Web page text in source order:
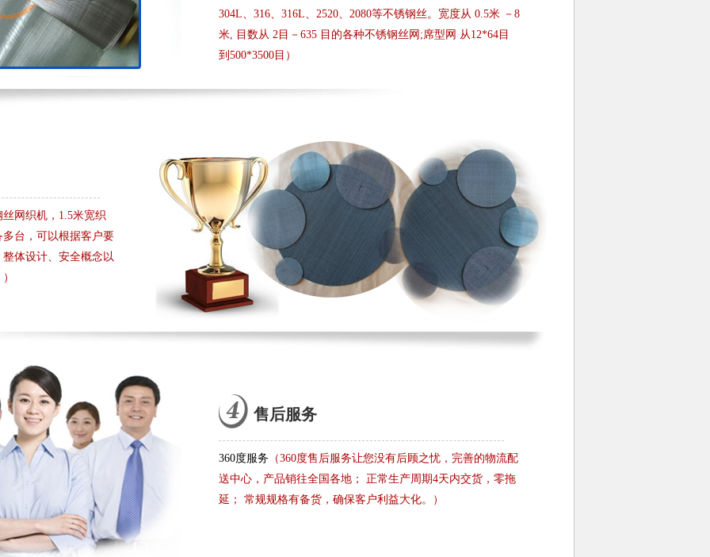
304L、316、316L、2520、2080等不锈钢丝。宽度从 0.5米 －8
米, 目数从 2目－635 目的各种不锈钢丝网;席型网 从12*64目
到500*3500目）
网织机，1.5米宽织
台，可以根据客户要
体设计、安全概念以
售后服务
360度服务 （360度售后服务让您没有后顾之忧，完善的物流配
送中心，产品销往全国各地； 正常生产周期4天内交货，零拖
延； 常规规格有备货，确保客户利益大化。）